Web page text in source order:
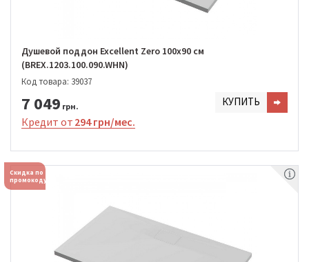
Душевой поддон Excellent Zero 100х90 см
(BREX.1203.100.090.WHN)
Код товара: 39037
7 049 грн. КУПИТЬ
Кредит от 294 грн/мес.
Скидка по
промокоду